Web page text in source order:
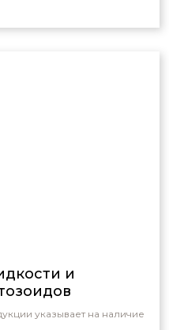
и
указывает на наличие